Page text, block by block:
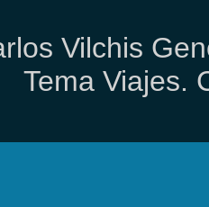
Vilchis
Tema Viajes.